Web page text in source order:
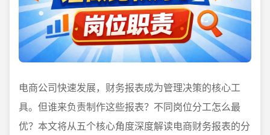
电商公司快速发展，财务报表成为管理决策的核心工
具。但谁来负责制作这些报表？不同岗位分工怎么最
优？本文将从五个核心角度深度解读电商财务报表的分